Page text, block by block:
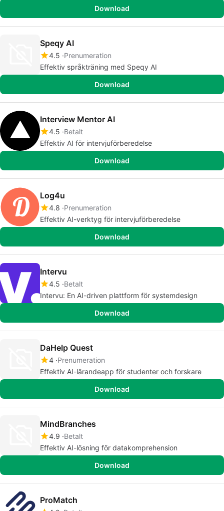
Download
Speqy AI
4.5 Prenumeration
Effektiv språkträning med Speqy AI
Download
Interview Mentor AI
4.5 Betalt
Effektiv AI för intervjuförberedelse
Download
Log4u
4.8 Prenumeration
Effektiv AI-verktyg för intervjuförberedelse
Download
Intervu
4.5 Betalt
Intervu: En AI-driven plattform för systemdesign
Download
DaHelp Quest
4 Prenumeration
Effektiv AI-lärandeapp för studenter och forskare
Download
MindBranches
4.9 Betalt
Effektiv AI-lösning för datakomprehension
Download
ProMatch